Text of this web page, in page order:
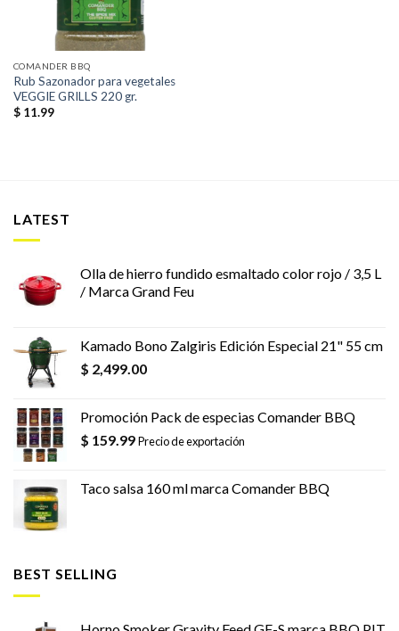
COMANDER BBQ
Rub Sazonador para vegetales
VEGGIE GRILLS 220 gr.
$11.99
LATEST
Olla de hierro fundido esmaltado color rojo / 3,5 L
/ Marca Grand Feu
Kamado Bono Zalgiris Edición Especial 21" 55 cm
$ 2,499.00
Promoción Pack de especias Comander BBQ
$ 159.99Precio de exportación
Taco salsa 160 ml marca Comander BBQ
BEST SELLING